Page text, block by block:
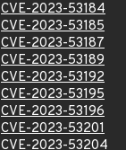
CVE-2023-53184
CVE-2023-53185
CVE-2023-53187
CVE-2023-53189
CVE-2023-53192
CVE-2023-53195
CVE-2023-53196
CVE-2023-53201
CVE-2023-53204